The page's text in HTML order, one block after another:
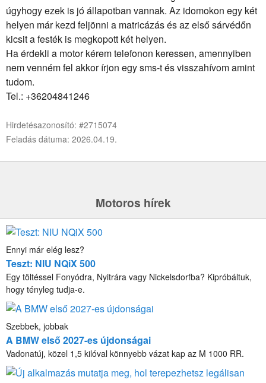
úgyhogy ezek is jó állapotban vannak. Az idomokon egy két
helyen már kezd feljönni a matricázás és az első sárvédőn
kicsit a festék is megkopott két helyen.
Ha érdekli a motor kérem telefonon keressen, amennyiben
nem venném fel akkor írjon egy sms-t és visszahívom amint
tudom.
Tel.: +36204841246
Hirdetésazonosító: #2715074
Feladás dátuma: 2026.04.19.
Motoros hírek
Ennyi már elég lesz?
Teszt: NIU NQiX 500
Egy töltéssel Fonyódra, Nyitrára vagy Nickelsdorfba? Kipróbáltuk,
hogy tényleg tudja-e.
Szebbek, jobbak
A BMW első 2027-es újdonságai
Vadonatúj, közel 1,5 kilóval könnyebb vázat kap az M 1000 RR.